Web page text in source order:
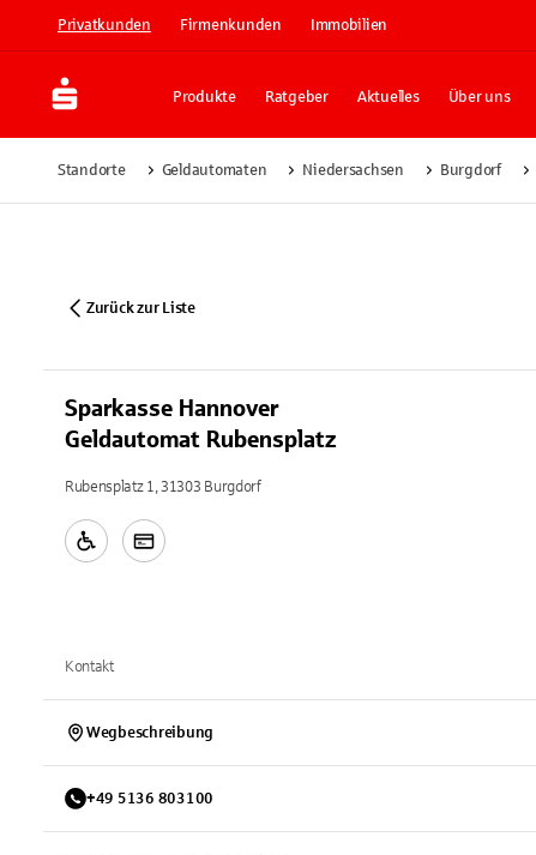
Privatkunden Firmenkunden Immobilien
Produkte Ratgeber Aktuelles Über uns
Standorte Geldautomaten Niedersachsen Burgdorf
Zurück zur Liste
Sparkasse Hannover
Geldautomat Rubensplatz
Rubensplatz 1, 31303 Burgdorf
Kontakt
Wegbeschreibung
+49 5136 803100